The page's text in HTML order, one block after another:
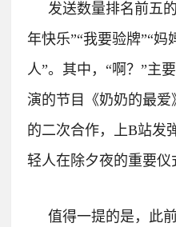
发送数量排名前五
年快乐”“我要验牌”“妈
人”。 其中，“啊？”主
演的节目《奶奶的最
的二次合作，上B站发
轻人在除夕夜的重要仪
值得一提的是，此